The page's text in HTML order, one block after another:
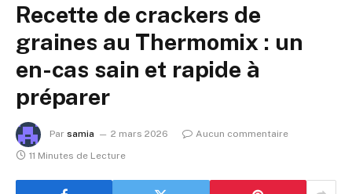
Recette de crackers de
graines au Thermomix : un
en-cas sain et rapide à
préparer
Par samia 2 mars 2026
Aucun commentaire
11 Minutes de Lecture